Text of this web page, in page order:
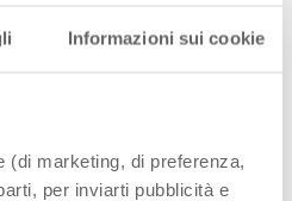
Informazioni sui cookie
marketing, di preferenza,
per inviarti pubblicità e
présents sur le
système pivotant,